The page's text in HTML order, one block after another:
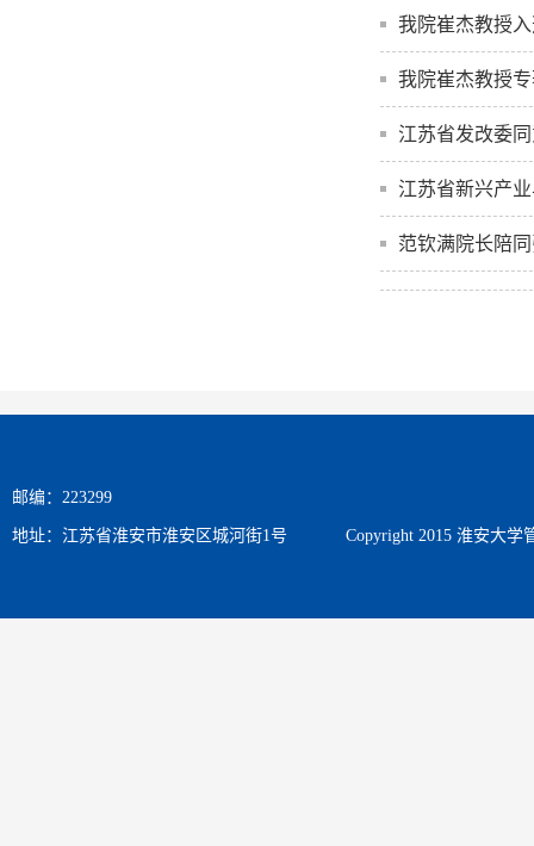
我院崔杰教授
我院崔杰教授
江苏省发改委
江苏省新兴产
范钦满院长陪
邮编：223299
地址：江苏省淮安市淮安区城河街1号 Copyright 2015 淮安大学